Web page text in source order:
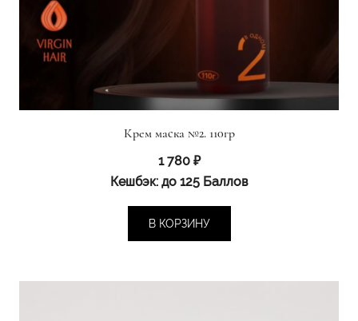
Крем маска №2. 110гр
1 780 ₽
Кешбэк: до 125 Баллов
В КОРЗИНУ